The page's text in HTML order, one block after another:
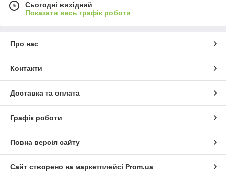
Сьогодні вихідний
Показати весь графік роботи
Про нас
Контакти
Доставка та оплата
Графік роботи
Повна версія сайту
Сайт створено на маркетплейсі Prom.ua